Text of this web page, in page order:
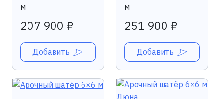
м
207 900 ₽
Добавить
м
251 900 ₽
Добавить